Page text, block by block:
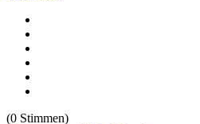
(0 Stimmen)